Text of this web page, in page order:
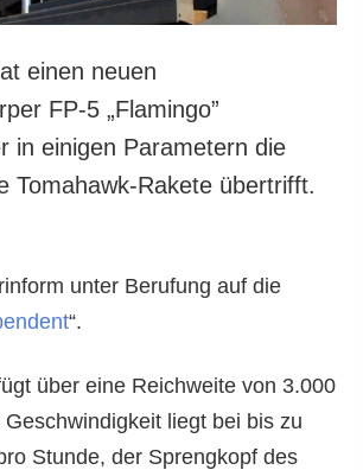
einen neuen
FP-5 „Flamingo”
in einigen Parametern die
Tomahawk-Rakete übertrifft.
unter Berufung auf die
“.
über eine Reichweite von 3.000
liegt bei bis zu
Stunde, der Sprengkopf des